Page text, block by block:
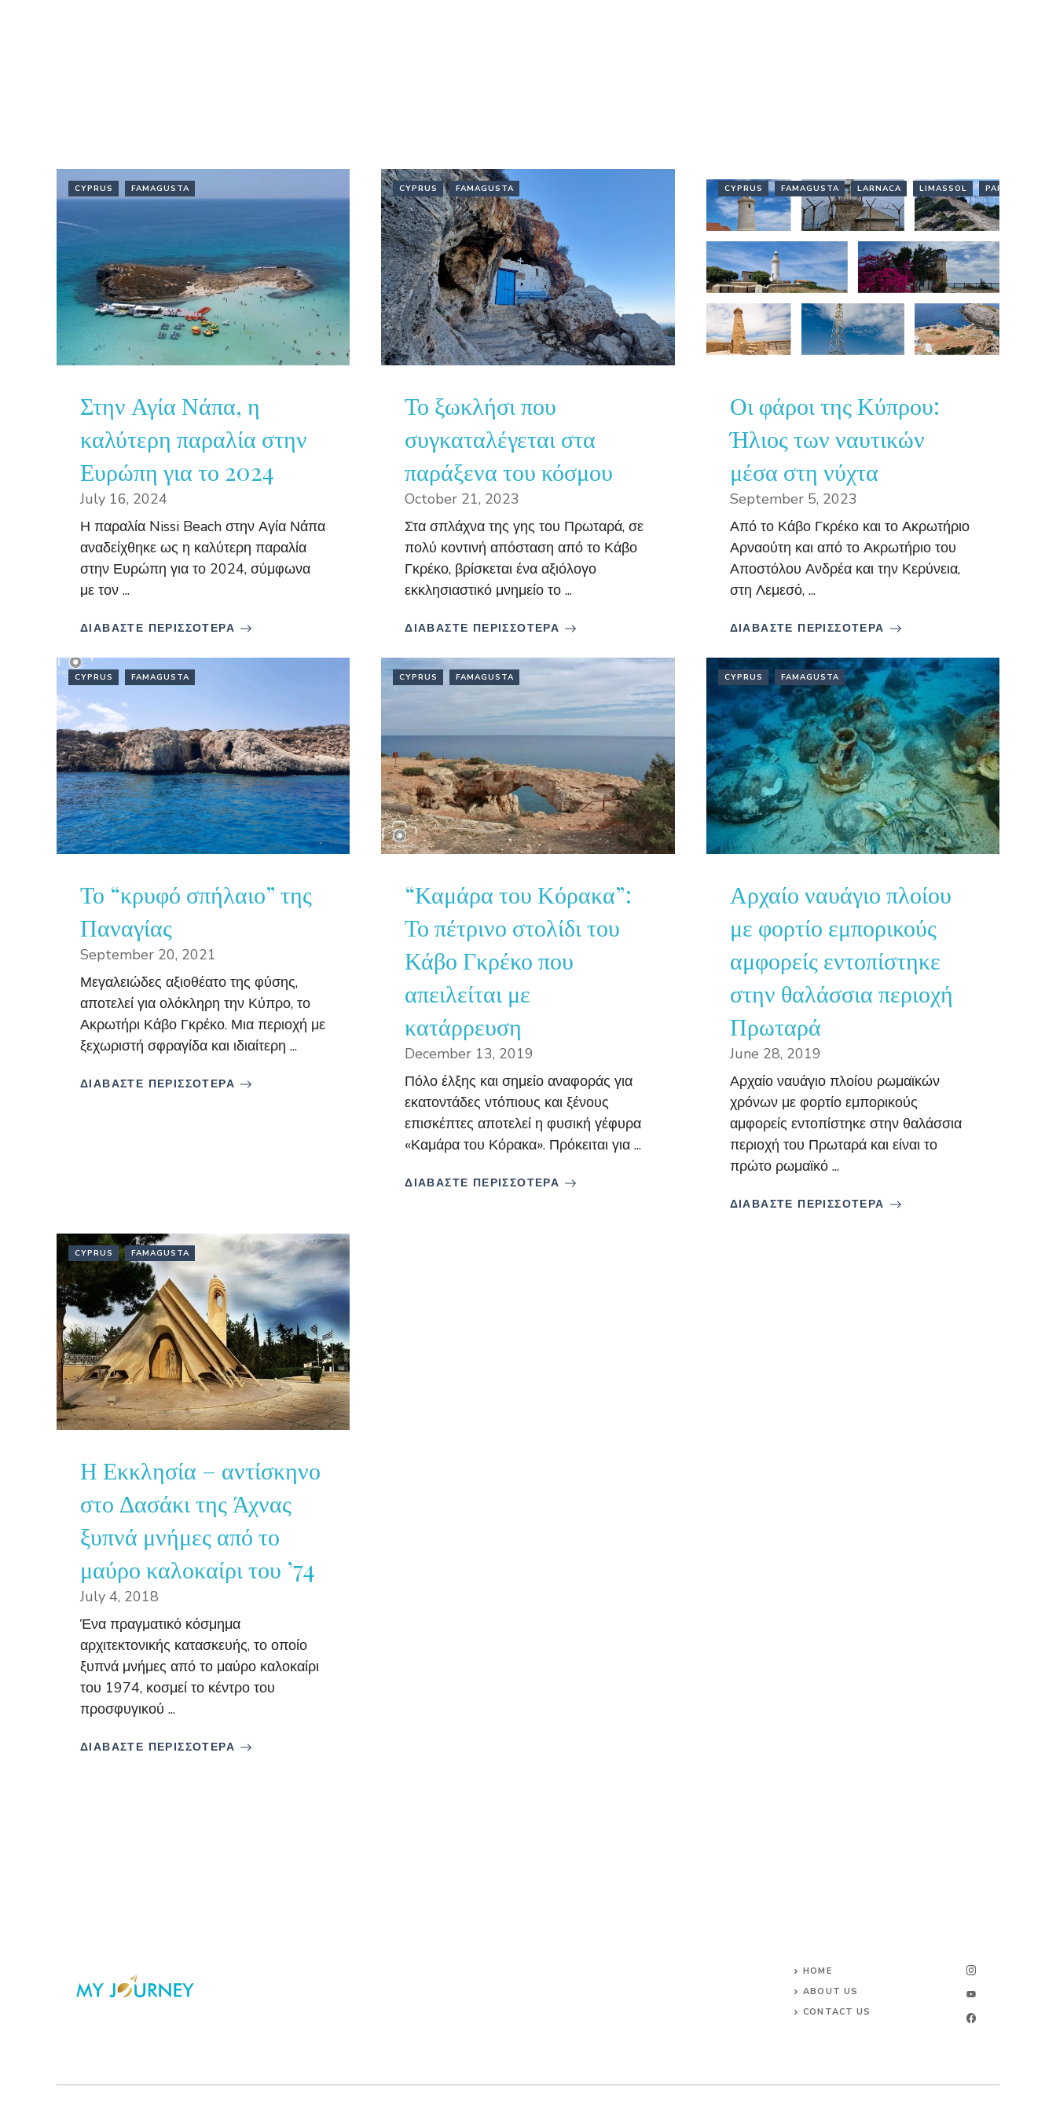
CYPRUS FAMAGUSTA
Στην Αγία Νάπα, η
καλύτερη παραλία στην
Ευρώπη για το 2024
July 16, 2024
Η παραλία Nissi Beach στην Αγία Νάπα
αναδείχθηκε ως η καλύτερη παραλία
στην Ευρώπη για το 2024, σύμφωνα
με τον ...
ΔΙΑΒΑΣΤΕ ΠΕΡΙΣΣΟΤΕΡΑ
CYPRUS FAMAGUSTA
Το ξωκλήσι που
συγκαταλέγεται στα
παράξενα του κόσμου
October 21, 2023
Στα σπλάχνα της γης του Πρωταρά, σε
πολύ κοντινή απόσταση από το Κάβο
Γκρέκο, βρίσκεται ένα αξιόλογο
εκκλησιαστικό μνημείο το ...
ΔΙΑΒΑΣΤΕ ΠΕΡΙΣΣΟΤΕΡΑ
CYPRUS FAMAGUSTA LARNACA LIMASSOL PAFOS
Οι φάροι της Κύπρου:
Ήλιος των ναυτικών
μέσα στη νύχτα
September 5, 2023
Από το Κάβο Γκρέκο και το Ακρωτήριο
Αρναούτη και από το Ακρωτήριο του
Αποστόλου Ανδρέα και την Κερύνεια,
στη Λεμεσό, ...
ΔΙΑΒΑΣΤΕ ΠΕΡΙΣΣΟΤΕΡΑ
CYPRUS FAMAGUSTA
Το “κρυφό σπήλαιο” της
Παναγίας
September 20, 2021
Μεγαλειώδες αξιοθέατο της φύσης,
αποτελεί για ολόκληρη την Κύπρο, το
Ακρωτήρι Κάβο Γκρέκο. Μια περιοχή με
ξεχωριστή σφραγίδα και ιδιαίτερη ...
ΔΙΑΒΑΣΤΕ ΠΕΡΙΣΣΟΤΕΡΑ
CYPRUS FAMAGUSTA
“Καμάρα του Κόρακα”:
Το πέτρινο στολίδι του
Κάβο Γκρέκο που
απειλείται με
κατάρρευση
December 13, 2019
Πόλο έλξης και σημείο αναφοράς για
εκατοντάδες ντόπιους και ξένους
επισκέπτες αποτελεί η φυσική γέφυρα
«Καμάρα του Κόρακα». Πρόκειται για ...
ΔΙΑΒΑΣΤΕ ΠΕΡΙΣΣΟΤΕΡΑ
CYPRUS FAMAGUSTA
Αρχαίο ναυάγιο πλοίου
με φορτίο εμπορικούς
αμφορείς εντοπίστηκε
στην θαλάσσια περιοχή
Πρωταρά
June 28, 2019
Αρχαίο ναυάγιο πλοίου ρωμαϊκών
χρόνων με φορτίο εμπορικούς
αμφορείς εντοπίστηκε στην θαλάσσια
περιοχή του Πρωταρά και είναι το
πρώτο ρωμαϊκό ...
ΔΙΑΒΑΣΤΕ ΠΕΡΙΣΣΟΤΕΡΑ
CYPRUS FAMAGUSTA
Η Εκκλησία – αντίσκηνο
στο Δασάκι της Άχνας
ξυπνά μνήμες από το
μαύρο καλοκαίρι του ’74
July 4, 2018
Ένα πραγματικό κόσμημα
αρχιτεκτονικής κατασκευής, το οποίο
ξυπνά μνήμες από το μαύρο καλοκαίρι
του 1974, κοσμεί το κέντρο του
προσφυγικού ...
ΔΙΑΒΑΣΤΕ ΠΕΡΙΣΣΟΤΕΡΑ
HOME
ABOUT US
CONTACT US